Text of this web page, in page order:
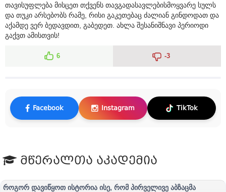
თავისუფლება მისცეთ თქვენს თავგადასავლებისმოყვარე სულს
და თუკი არსებობს რამე, რისი გაკეთებაც ძალიან გინდოდათ და
აქამდე ვერ ბედავდით, გაბედეთ. ახლა შესანიშნავი პერიოდი
გაქვთ ამისთვის!
6 -3
Facebook Instagram TikTok
მწერალთა აკადემია
როგორ დავიწყოთ ისტორია ისე, რომ პირველივე აბზაცმა